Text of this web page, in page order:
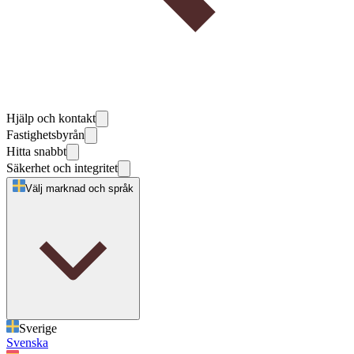
Hjälp och kontakt
Fastighetsbyrån
Hitta snabbt
Säkerhet och integritet
Välj marknad och språk
Sverige
Svenska